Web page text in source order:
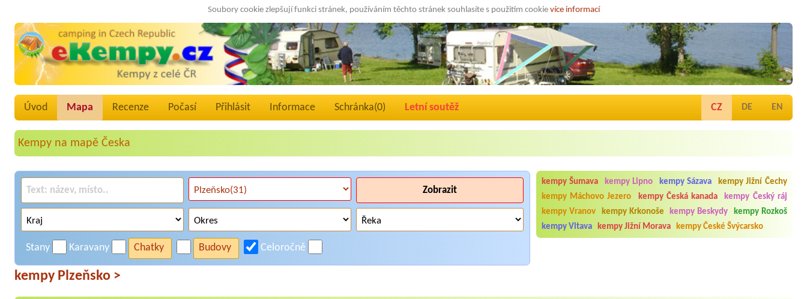
Soubory cookie zlepšují funkci stránek, používáním těchto stránek souhlasíte s použitím cookie více informací
Úvod Mapa Recenze Počasí Přihlásit Informace Schránka(0) Letní soutěž CZ DE EN
Kempy na mapě Česka
Zobrazit
Stany Karavany Chatky Budovy Celoročně
kempy Šumava kempy Lipno kempy Sázava
kempy Jižní Čechy
kempy Máchovo Jezero
kempy Česká kanada
kempy Český ráj
kempy Vranov
kempy Krkonoše kempy Beskydy
kempy Rozkoš
kempy Vltava
kempy Jižní Morava kempy České Švýcarsko
kempy Plzeňsko >